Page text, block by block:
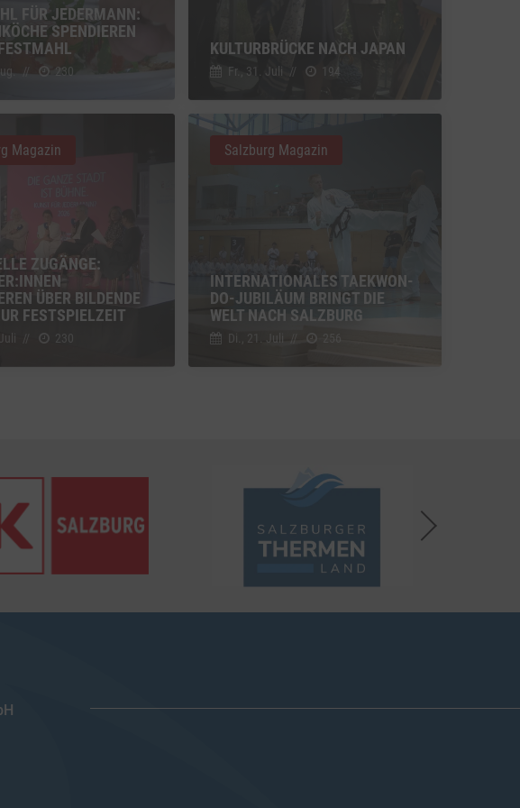
FÜR JEDERMANN:
SPENDIEREN
// 230
KULTURBRÜCKE NACH JAPAN
Fr., 31. Juli // 194
ZUGÄNGE:
ÜBER BILDENDE
FESTSPIELZEIT
// 230
Magazin
INTERNATIONALES TAEKWON-
DO-JUBILÄUM BRINGT DIE
WELT NACH SALZBURG
Di., 21. Juli //
Salzburg Magazin
Switch zum Einwilligen bzw. Ablehnen der Kategorie Sonstige Inhalte
zu Vimeo
Switch zum Einwilligen bzw. Ablehnen des Dienstes YouTube